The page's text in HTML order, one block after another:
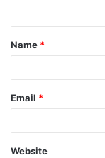
t
*
Name *
Email *
Website